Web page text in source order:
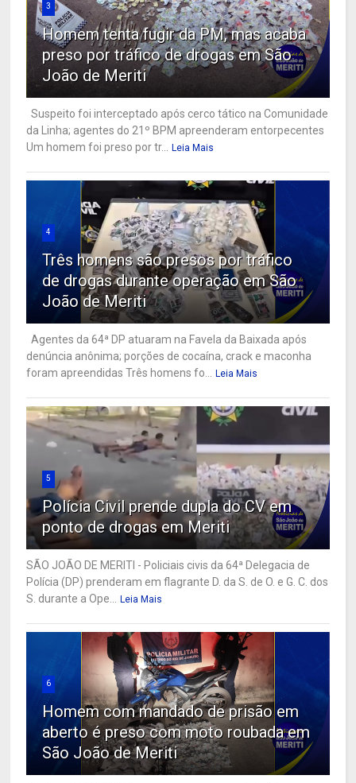
3
Homem tenta fugir da PM, mas acaba
preso por tráfico de drogas em São
João de Meriti
Suspeito foi interceptado após cerco tático na Comunidade
da Linha; agentes do 21º BPM apreenderam entorpecentes
Um homem foi preso por tr...
Leia Mais
4
Três homens são presos por tráfico
de drogas durante operação em São
João de Meriti
Agentes da 64ª DP atuaram na Favela da Baixada após
denúncia anônima; porções de cocaína, crack e maconha
foram apreendidas Três homens fo...
Leia Mais
5
Polícia Civil prende dupla do CV em
ponto de drogas em Meriti
SÃO JOÃO DE MERITI - Policiais civis da 64ª Delegacia de
Polícia (DP) prenderam em flagrante D. da S. de O. e G. C. dos
S. durante a Ope...
Leia Mais
6
Homem com mandado de prisão em
aberto é preso com moto roubada em
São João de Meriti